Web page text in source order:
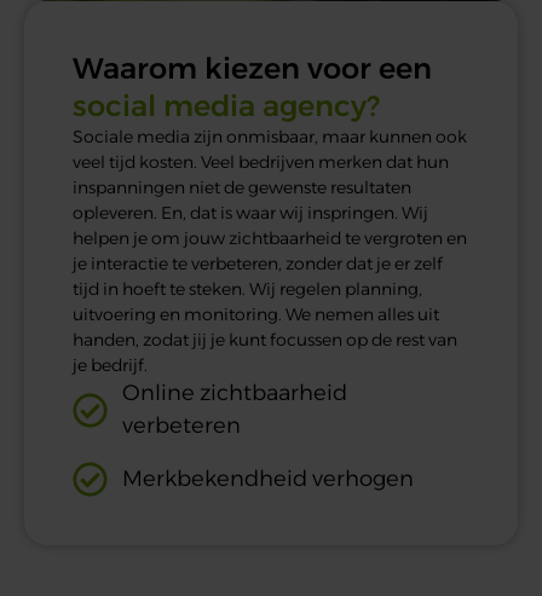
Waarom kiezen voor een
social media agency?
Sociale media zijn onmisbaar, maar kunnen ook
veel tijd kosten. Veel bedrijven merken dat hun
inspanningen niet de gewenste resultaten
opleveren. En, dat is waar wij inspringen. Wij
helpen je om jouw zichtbaarheid te vergroten en
je interactie te verbeteren, zonder dat je er zelf
tijd in hoeft te steken. Wij regelen planning,
uitvoering en monitoring. We nemen alles uit
handen, zodat jij je kunt focussen op de rest van
je bedrijf.
Online zichtbaarheid
verbeteren
Merkbekendheid verhogen